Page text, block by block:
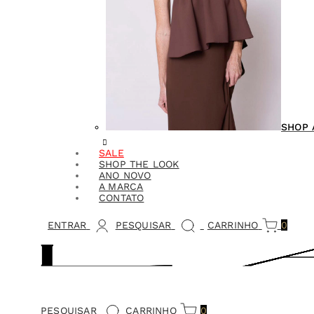
SHOP
SALE
SHOP THE LOOK
ANO NOVO
A MARCA
CONTATO
ENTRAR PESQUISAR CARRINHO 0
PESQUISAR CARRINHO 0